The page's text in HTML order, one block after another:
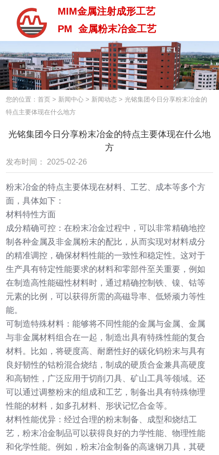
PM 金属粉末治金工艺
MIM金属注射成形工艺
PM 金属粉末冶金工艺
您的位置：首页 > 新闻中心 > 新闻动态 > 光铭集团今日分享粉末冶金的
特点主要体现在什么地方
光铭集团今日分享粉末冶金的特点主要体现在什么地
方
发布时间： 2025-02-26
粉末冶金的特点主要体现在材料、工艺、成本等多个方
面，具体如下：
材料特性方面
成分精确可控：在粉末冶金过程中，可以非常精确地控
制各种金属及非金属粉末的配比，从而实现对材料成分
的精准调控，确保材料性能的一致性和稳定性。这对于
生产具有特定性能要求的材料和零部件至关重要，例如
在制造高性能磁性材料时，通过精确控制铁、镍、钴等
元素的比例，可以获得所需的高磁导率、低矫顽力等性
能。
可制造特殊材料：能够将不同性能的金属与金属、金属
与非金属材料组合在一起，制造出具有特殊性能的复合
材料。比如，将硬度高、耐磨性好的碳化钨粉末与具有
良好韧性的钴粉混合烧结，制成的硬质合金兼具高硬度
和高韧性，广泛应用于切削刀具、矿山工具等领域。还
可以通过调整粉末的组成和工艺，制备出具有特殊物理
性能的材料，如多孔材料、形状记忆合金等。
材料性能优异：经过合理的粉末制备、成型和烧结工
艺，粉末冶金制品可以获得良好的力学性能、物理性能
和化学性能。例如，粉末冶金制备的高速钢刀具，其硬